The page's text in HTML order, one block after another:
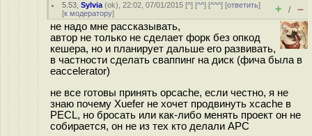
5.53 ,Sylvia (ok), 22:02, 07/01/2015 [^] [^^] [^^^] [ответить]
[к модератору] + / –
не надо мне рассказывать,
автор не только не сделает форк без опкод
кешера, но и планирует дальше его развивать,
в частности сделать сваппинг на диск (фича была в
eaccelerator)
не все готовы принять opcache, если честно, я не
знаю почему Xuefer не хочет продвинуть xcache в
PECL, но бросать или как-либо менять проект он не
собирается, он не из тех кто делали APC